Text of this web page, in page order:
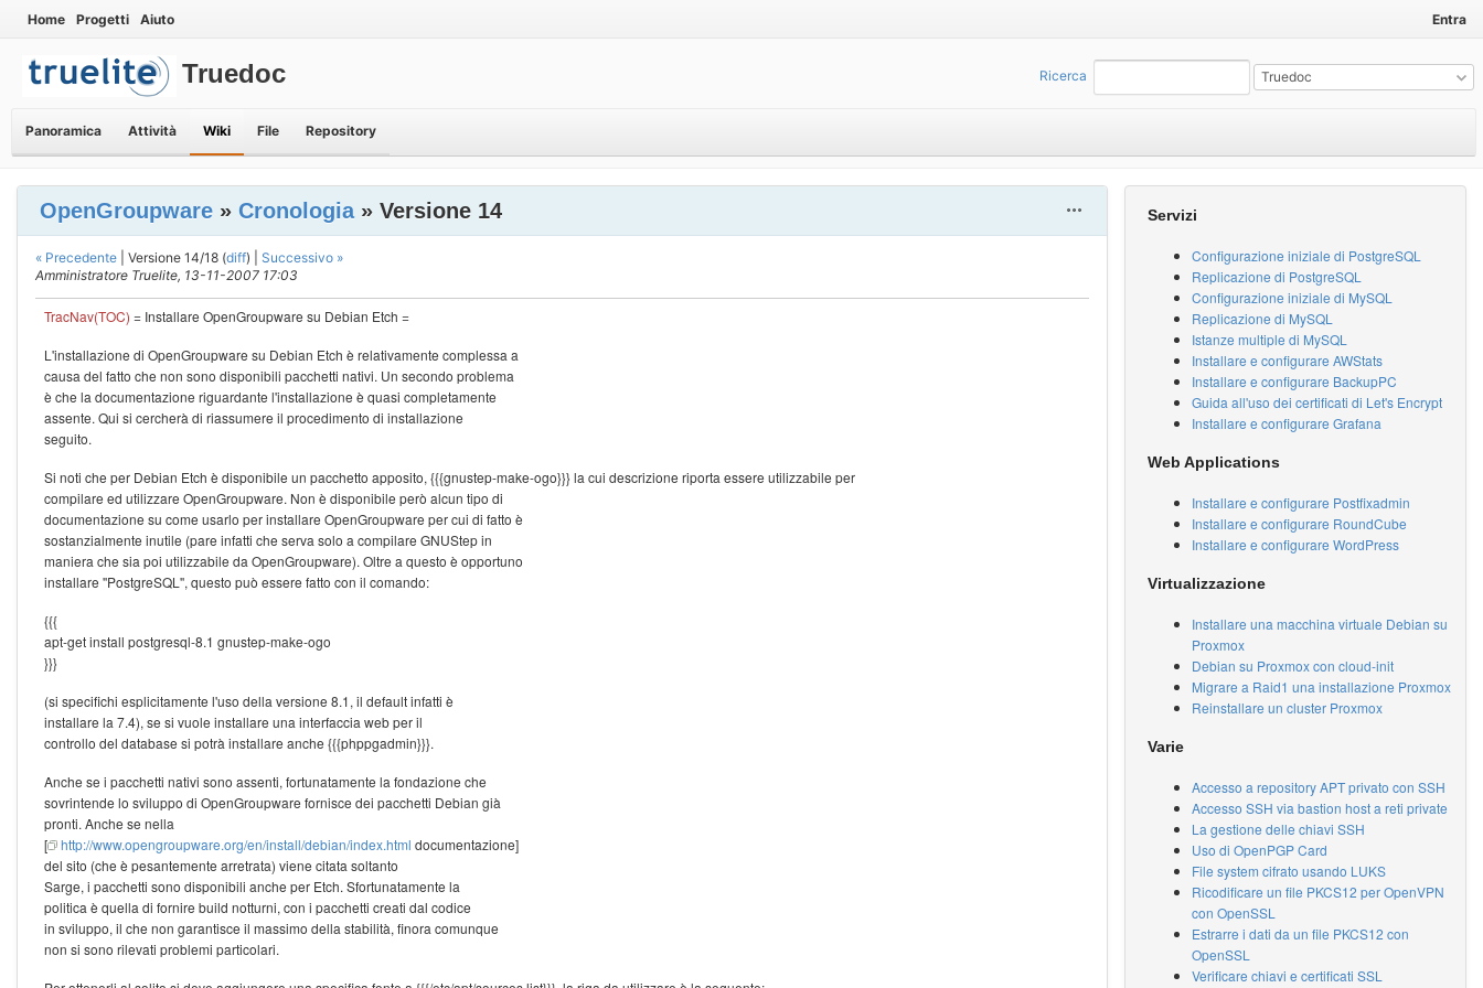
Entra
Home Progetti Aiuto
Ricerca Truedoc
Truedoc
Panoramica Attività Wiki File Repository
Servizi
Configurazione iniziale di PostgreSQL
Replicazione di PostgreSQL
Configurazione iniziale di MySQL
Replicazione di MySQL
Istanze multiple di MySQL
Installare e configurare AWStats
Installare e configurare BackupPC
Guida all'uso dei certificati di Let's Encrypt
Installare e configurare Grafana
Web Applications
Installare e configurare Postfixadmin
Installare e configurare RoundCube
Installare e configurare WordPress
Virtualizzazione
Installare una macchina virtuale Debian su
Proxmox
Debian su Proxmox con cloud-init
Migrare a Raid1 una installazione Proxmox
Reinstallare un cluster Proxmox
Varie
Accesso a repository APT privato con SSH
Accesso SSH via bastion host a reti private
La gestione delle chiavi SSH
Uso di OpenPGP Card
File system cifrato usando LUKS
Ricodificare un file PKCS12 per OpenVPN
con OpenSSL
Estrarre i dati da un file PKCS12 con
OpenSSL
Verificare chiavi e certificati SSL
OpenGroupware » Cronologia» Versione 14
« Precedente | Versione 14/18 (diff) | Successivo »
Amministratore Truelite, 13-11-2007 17:03
TracNav(TOC) = Installare OpenGroupware su Debian Etch =
L'installazione di OpenGroupware su Debian Etch è relativamente complessa a
causa del fatto che non sono disponibili pacchetti nativi. Un secondo problema
è che la documentazione riguardante l'installazione è quasi completamente
assente. Qui si cercherà di riassumere il procedimento di installazione
seguito.
Si noti che per Debian Etch è disponibile un pacchetto apposito, {{{gnustep-make-ogo}}} la cui descrizione riporta essere utilizzabile per
compilare ed utilizzare OpenGroupware. Non è disponibile però alcun tipo di
documentazione su come usarlo per installare OpenGroupware per cui di fatto è
sostanzialmente inutile (pare infatti che serva solo a compilare GNUStep in
maniera che sia poi utilizzabile da OpenGroupware). Oltre a questo è opportuno
installare ''PostgreSQL'', questo può essere fatto con il comando:
{{{
apt-get install postgresql-8.1 gnustep-make-ogo
}}}
(si specifichi esplicitamente l'uso della versione 8.1, il default infatti è
installare la 7.4), se si vuole installare una interfaccia web per il
controllo del database si potrà installare anche {{{phppgadmin}}}.
Anche se i pacchetti nativi sono assenti, fortunatamente la fondazione che
sovrintende lo sviluppo di OpenGroupware fornisce dei pacchetti Debian già
pronti. Anche se nella
[
http://www.opengroupware.org/en/install/debian/index.html documentazione]
del sito (che è pesantemente arretrata) viene citata soltanto
Sarge, i pacchetti sono disponibili anche per Etch. Sfortunatamente la
politica è quella di fornire build notturni, con i pacchetti creati dal codice
in sviluppo, il che non garantisce il massimo della stabilità, finora comunque
non si sono rilevati problemi particolari.